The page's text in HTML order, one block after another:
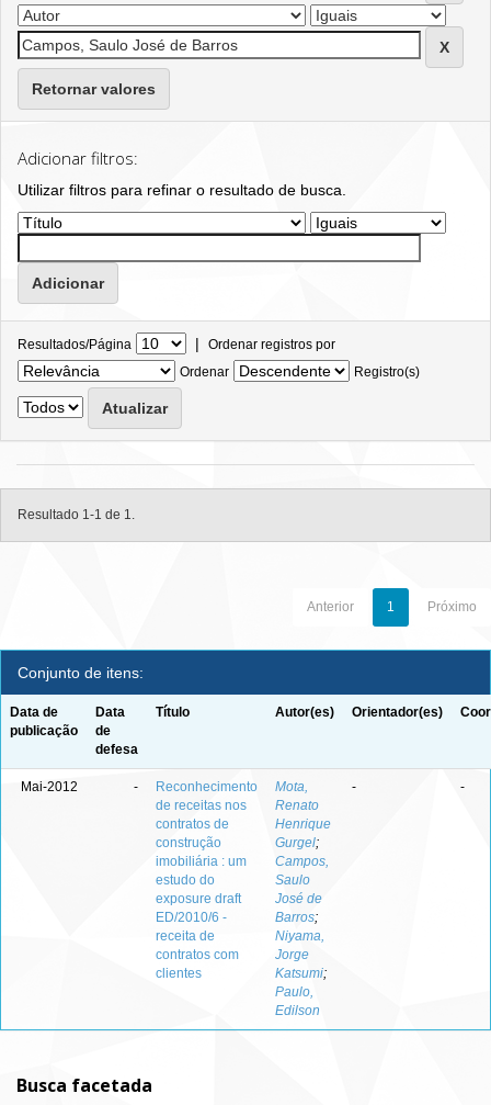
Retornar valores
Adicionar filtros:
Utilizar filtros para refinar o resultado de busca.
Resultados/Página | Ordenar registros por
Ordenar
Registro(s)
Resultado 1-1 de 1.
Anterior 1 Próximo
Conjunto de itens:
Data de
publicação
Data
de
defesa
Título Autor(es) Orientador(es)
Mai-2012 -
Reconhecimento
de receitas nos
contratos de
construção
imobiliária : um
estudo do
exposure draft
ED/2010/6 -
receita de
contratos com
clientes
Mota,
Renato
Henrique
Gurgel;
Campos,
Saulo
José de
Barros;
Niyama,
Jorge
Katsumi;
Paulo,
Edilson
- -
Busca facetada